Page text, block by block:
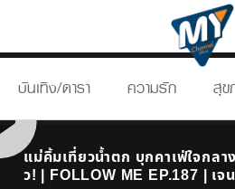
บันเทิง/ดารา ความรัก สุข
แม่คิ้มเที่ยวน้ำตก บุกคาเฟ่ใจกล
ว! | FOLLOW ME EP.187 | เจ